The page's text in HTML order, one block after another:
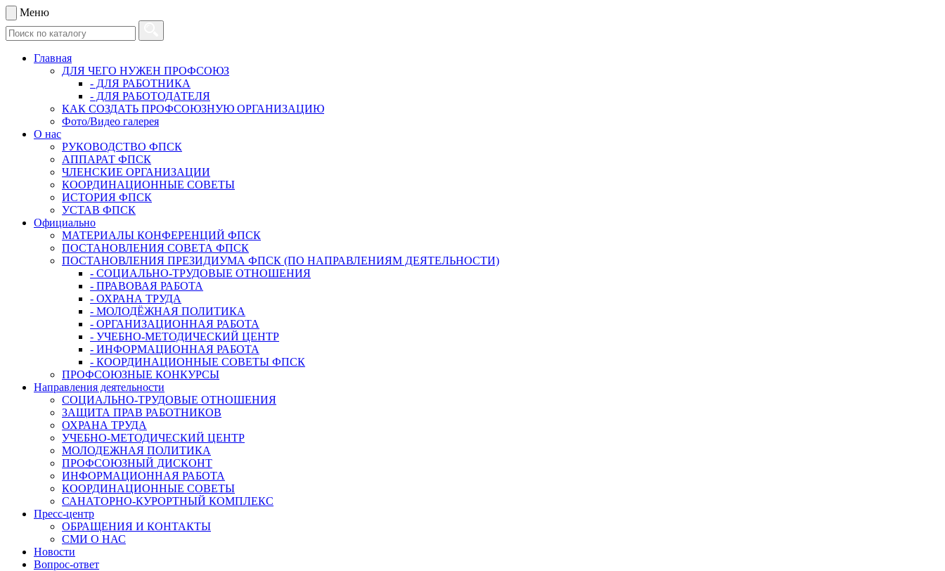
Меню
Главная
ДЛЯ ЧЕГО НУЖЕН ПРОФСОЮЗ
- ДЛЯ РАБОТНИКА
- ДЛЯ РАБОТОДАТЕЛЯ
КАК СОЗДАТЬ ПРОФСОЮЗНУЮ ОРГАНИЗАЦИЮ
Фото/Видео галерея
О нас
РУКОВОДСТВО ФПСК
АППАРАТ ФПСК
ЧЛЕНСКИЕ ОРГАНИЗАЦИИ
КООРДИНАЦИОННЫЕ СОВЕТЫ
ИСТОРИЯ ФПСК
УСТАВ ФПСК
Официально
МАТЕРИАЛЫ КОНФЕРЕНЦИЙ ФПСК
ПОСТАНОВЛЕНИЯ СОВЕТА ФПСК
ПОСТАНОВЛЕНИЯ ПРЕЗИДИУМА ФПСК (ПО НАПРАВЛЕНИЯМ ДЕЯТЕЛЬНОСТИ)
- СОЦИАЛЬНО-ТРУДОВЫЕ ОТНОШЕНИЯ
- ПРАВОВАЯ РАБОТА
- ОХРАНА ТРУДА
- МОЛОДЁЖНАЯ ПОЛИТИКА
- ОРГАНИЗАЦИОННАЯ РАБОТА
- УЧЕБНО-МЕТОДИЧЕСКИЙ ЦЕНТР
- ИНФОРМАЦИОННАЯ РАБОТА
- КООРДИНАЦИОННЫЕ СОВЕТЫ ФПСК
ПРОФСОЮЗНЫЕ КОНКУРСЫ
Направления деятельности
СОЦИАЛЬНО-ТРУДОВЫЕ ОТНОШЕНИЯ
ЗАЩИТА ПРАВ РАБОТНИКОВ
ОХРАНА ТРУДА
УЧЕБНО-МЕТОДИЧЕСКИЙ ЦЕНТР
МОЛОДЕЖНАЯ ПОЛИТИКА
ПРОФСОЮЗНЫЙ ДИСКОНТ
ИНФОРМАЦИОННАЯ РАБОТА
КООРДИНАЦИОННЫЕ СОВЕТЫ
САНАТОРНО-КУРОРТНЫЙ КОМПЛЕКС
Пресс-центр
ОБРАЩЕНИЯ И КОНТАКТЫ
СМИ О НАС
Новости
Вопрос-ответ